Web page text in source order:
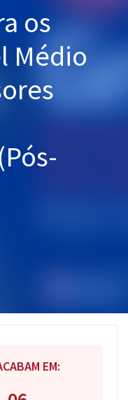
os
Médio
EM: